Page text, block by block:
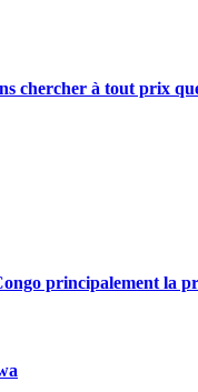
chercher à tout prix
principalement la